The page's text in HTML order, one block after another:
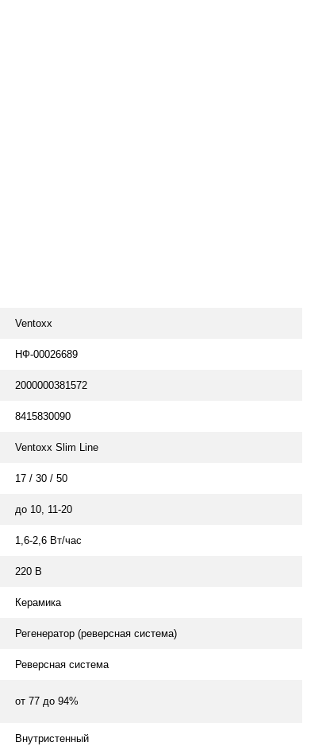
Ventoxx
НФ-00026689
2000000381572
8415830090
Ventoxx Slim Line
17 / 30 / 50
до 10, 11-20
1,6-2,6 Вт/час
220 В
Керамика
Регенератор (реверсная система)
Реверсная система
от 77 до 94%
Внутристенный